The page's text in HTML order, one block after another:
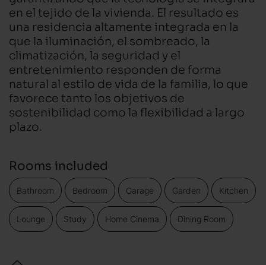
en el tejido de la vivienda. El resultado es
una residencia altamente integrada en la
que la iluminación, el sombreado, la
climatización, la seguridad y el
entretenimiento responden de forma
natural al estilo de vida de la familia, lo que
favorece tanto los objetivos de
sostenibilidad como la flexibilidad a largo
plazo.
Rooms included
Bathroom Bedroom Garage Garden Kitchen
Lounge Study Home Cinema Dining Room